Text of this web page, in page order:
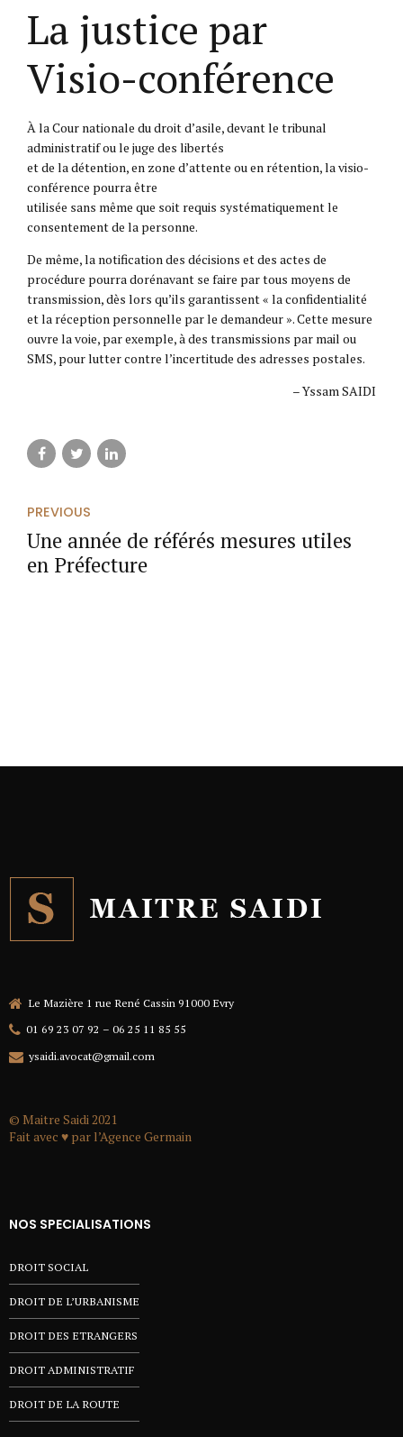
La justice par
Visio-conférence
À la Cour nationale du droit d’asile, devant le tribunal
administratif ou le juge des libertés
et de la détention, en zone d’attente ou en rétention, la visio-
conférence pourra être
utilisée sans même que soit requis systématiquement le
consentement de la personne.
De même, la notification des décisions et des actes de
procédure pourra dorénavant se faire par tous moyens de
transmission, dès lors qu’ils garantissent « la confidentialité
et la réception personnelle par le demandeur ». Cette mesure
ouvre la voie, par exemple, à des transmissions par mail ou
SMS, pour lutter contre l’incertitude des adresses postales.
– Yssam SAIDI
PREVIOUS
Une année de référés mesures utiles
en Préfecture
Le Mazière 1 rue René Cassin 91000 Evry
01 69 23 07 92 – 06 25 11 85 55
ysaidi.avocat@gmail.com
© Maitre Saidi 2021
Fait avec ♥ par l’Agence Germain
NOS SPECIALISATIONS
DROIT SOCIAL
DROIT DE L’URBANISME
DROIT DES ETRANGERS
DROIT ADMINISTRATIF
DROIT DE LA ROUTE